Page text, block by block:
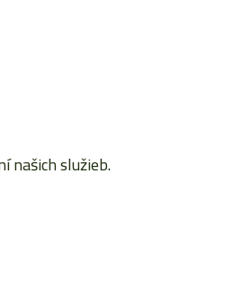
našich služieb.